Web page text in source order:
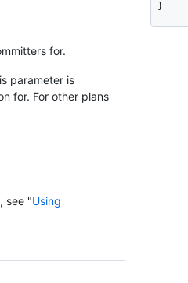
for.
parameter is
for. For other plans
see "Using
}